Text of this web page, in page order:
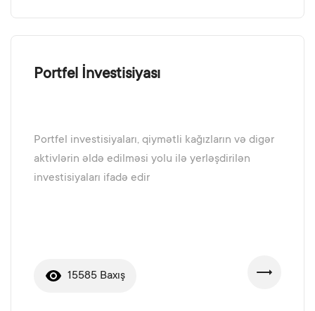
Portfel İnvestisiyası
Portfel investisiyaları, qiymətli kağızların və digər
aktivlərin əldə edilməsi yolu ilə yerləşdirilən
investisiyaları ifadə edir
15585 Baxış